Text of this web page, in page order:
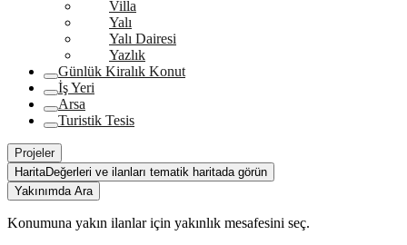
Villa
Yalı
Yalı Dairesi
Yazlık
Günlük Kiralık Konut
İş Yeri
Arsa
Turistik Tesis
Projeler
HaritaDeğerleri ve ilanları tematik haritada görün
Yakınımda Ara
Konumuna yakın ilanlar için yakınlık mesafesini seç.